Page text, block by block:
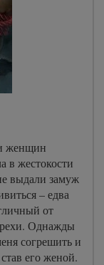
женщин
в жестокости
выдали замуж
– едва
от
Однажды
согрешить и
его женой.